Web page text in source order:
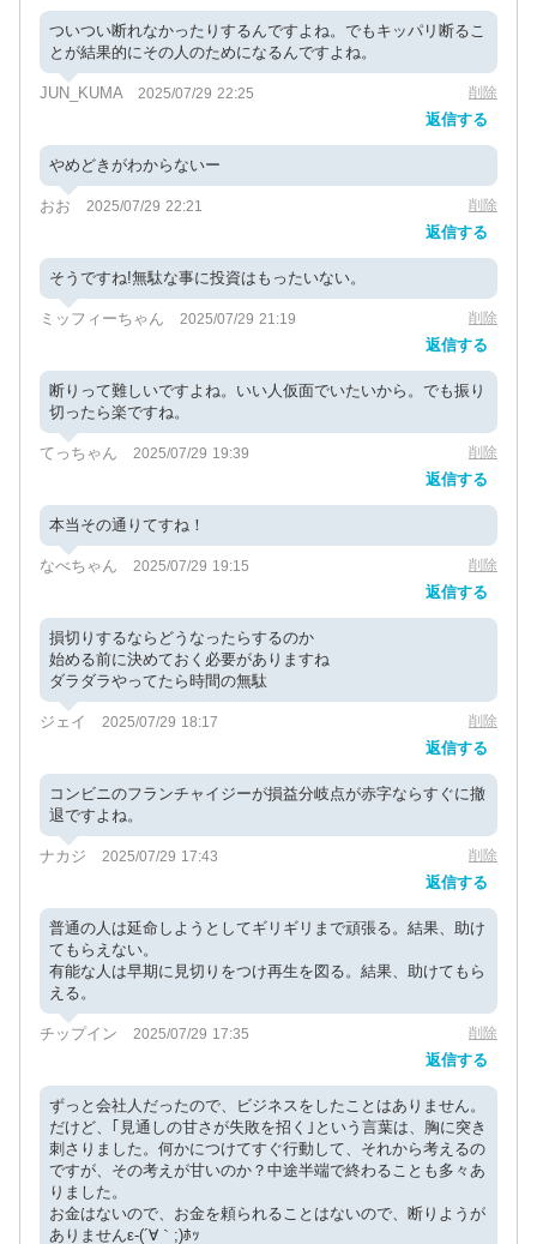
ついつい断れなかったりするんですよね。でもキッパリ断るこ
とが結果的にその人のためになるんですよね。
JUN_KUMA 2025/07/29 22:25 削除
返信する
やめどきがわからないー
おお 2025/07/29 22:21 削除
返信する
そうですね!無駄な事に投資はもったいない。
ミッフィーちゃん 2025/07/29 21:19 削除
返信する
断りって難しいですよね。いい人仮面でいたいから。でも振り
切ったら楽ですね。
てっちゃん 2025/07/29 19:39 削除
返信する
本当その通りてすね！
なべちゃん 2025/07/29 19:15 削除
返信する
損切りするならどうなったらするのか
始める前に決めておく必要がありますね
ダラダラやってたら時間の無駄
ジェイ 2025/07/29 18:17 削除
返信する
コンビニのフランチャイジーが損益分岐点が赤字ならすぐに撤
退ですよね。
ナカジ 2025/07/29 17:43 削除
返信する
普通の人は延命しようとしてギリギリまで頑張る。結果、助け
てもらえない。
有能な人は早期に見切りをつけ再生を図る。結果、助けてもら
える。
チップイン 2025/07/29 17:35 削除
返信する
ずっと会社人だったので、ビジネスをしたことはありません。
だけど、｢見通しの甘さが失敗を招く｣という言葉は、胸に突き
刺さりました。何かにつけてすぐ行動して、それから考えるの
ですが、その考えが甘いのか？中途半端で終わることも多々あ
りました。
お金はないので、お金を頼られることはないので、断りようが
ありませんε-(´∀｀;)ﾎｯ